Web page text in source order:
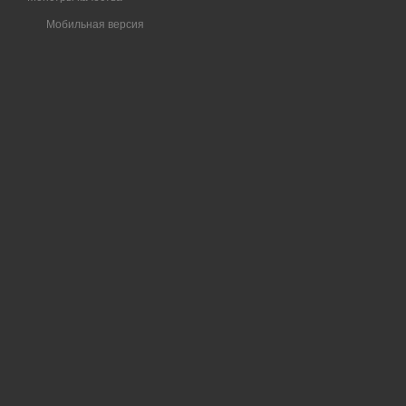
Мобильная версия